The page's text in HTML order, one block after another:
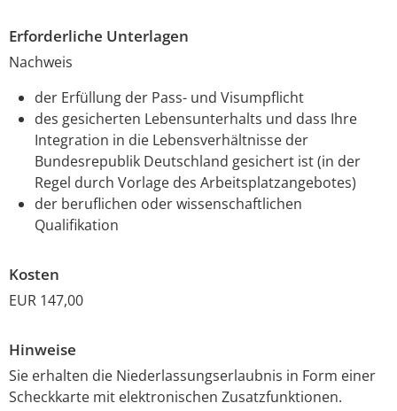
Erforderliche Unterlagen
Nachweis
der Erfüllung der Pass- und Visumpflicht
des gesicherten Lebensunterhalts und dass Ihre
Integration in die Lebensverhältnisse der
Bundesrepublik Deutschland gesichert ist (in der
Regel durch Vorlage des Arbeitsplatzangebotes)
der beruflichen oder wissenschaftlichen
Qualifikation
Kosten
EUR 147,00
Hinweise
Sie erhalten die Niederlassungserlaubnis in Form einer
Scheckkarte mit elektronischen Zusatzfunktionen.